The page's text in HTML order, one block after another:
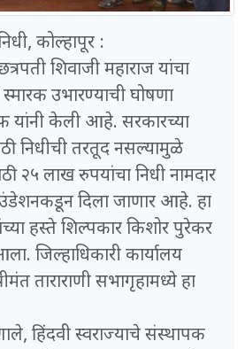
कोल्हापूर :
शिवाजी महाराज यांचा
उभारण्याची घोषणा
यांनी केली आहे. सरकारच्या
निधीची तरतूद नसल्यामुळे
२५ लाख रुपयांचा निधी नामदार
दिला जाणार आहे. हा
हस्ते शिल्पकार किशोर पुरेकर
जिल्हाधिकारी कार्यालय
ताराराणी सभागृहामध्ये हा
हिंदवी स्वराज्याचे संस्थापक